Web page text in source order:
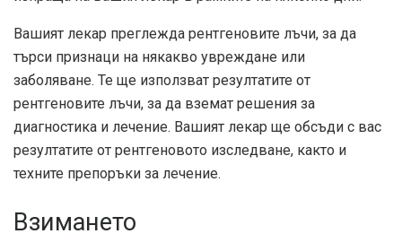
Вашият лекар преглежда рентгеновите лъчи, за да
търси признаци на някакво увреждане или
заболяване. Те ще използват резултатите от
рентгеновите лъчи, за да вземат решения за
диагностика и лечение. Вашият лекар ще обсъди с вас
резултатите от рентгеновото изследване, както и
техните препоръки за лечение.
Взимането